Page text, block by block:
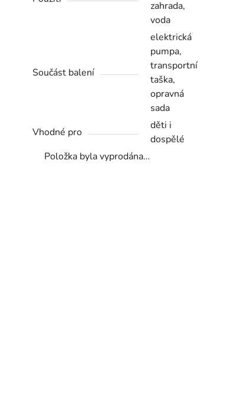
zahrada,
voda
Součást balení
elektrická
pumpa,
transportní
taška,
opravná
sada
Vhodné pro
děti i
dospělé
Položka byla vyprodána…